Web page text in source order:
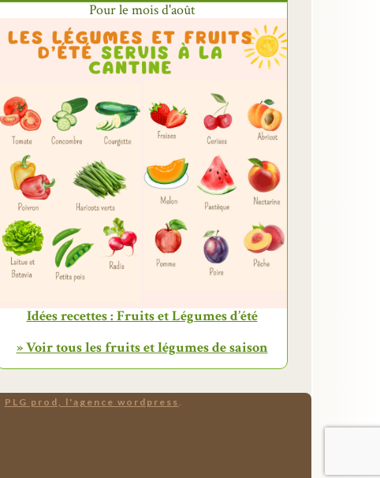
Pour le mois d'août
Idées recettes : Fruits et Légumes d’été
» Voir tous les fruits et légumes de saison
PLG prod, l'agence wordpress.